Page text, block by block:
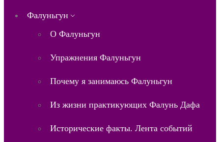
Фалуньгун
О Фалуньгун
Упражнения Фалуньгун
Почему я занимаюсь Фалуньгун
Из жизни практикующих Фалунь Дафа
Исторические факты. Лента событий